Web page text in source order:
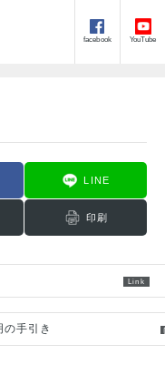
facebook YouTube
LINE
印刷
手引き